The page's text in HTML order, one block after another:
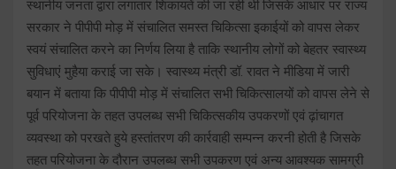
स्थानीय जनता द्वारा लगातार शिकायतें की जा रही थी जिसके आधार पर राज्य
सरकार ने पीपीपी मोड़ में संचालित समस्त चिकित्सा इकाईयों को वापस लेकर
स्वयं संचालित करने का निर्णय लिया है ताकि स्थानीय लोगों को बेहतर स्वास्थ्य
सुविधाएं मुहैया कराई जा सके। स्वास्थ्य मंत्री डॉ. रावत ने मीडिया में जारी
बयान में बताया कि पीपीपी मोड़ में संचालित सभी चिकित्सालयों को वापस लेने से
पूर्व परियोजना के तहत उपलब्ध सभी चिकित्सकीय उपकरणों एवं ढ़ांचागत
व्यवस्था को परखते हुये हस्तांतरण की कार्रवाही सम्पन्न करनी होती है जिसके
तहत परियोजना के दौरान उपलब्ध सभी उपकरण एवं अन्य आवश्यक सामग्री